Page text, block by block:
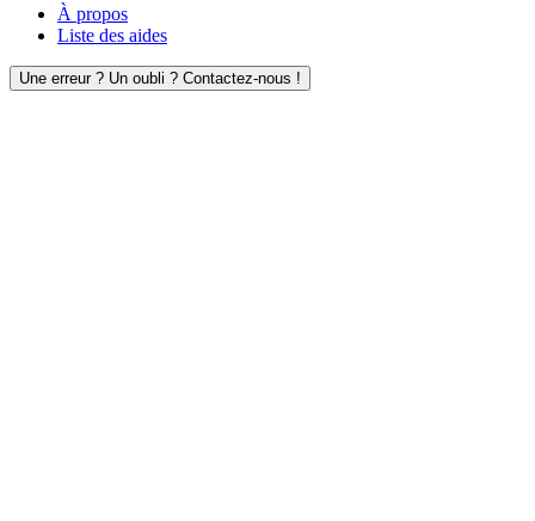
À propos
Liste des aides
Une erreur ? Un oubli ? Contactez-nous !